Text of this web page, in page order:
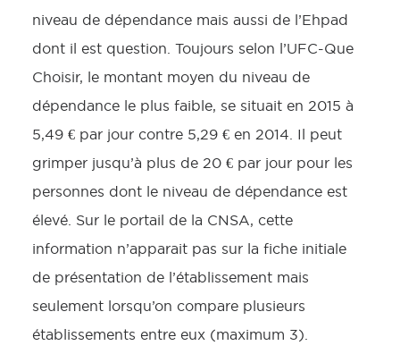
niveau de dépendance mais aussi de l’Ehpad
dont il est question. Toujours selon l’UFC-Que
Choisir, le montant moyen du niveau de
dépendance le plus faible, se situait en 2015 à
5,49 € par jour contre 5,29 € en 2014. Il peut
grimper jusqu’à plus de 20 € par jour pour les
personnes dont le niveau de dépendance est
élevé. Sur le portail de la CNSA, cette
information n’apparait pas sur la fiche initiale
de présentation de l’établissement mais
seulement lorsqu’on compare plusieurs
établissements entre eux (maximum 3).